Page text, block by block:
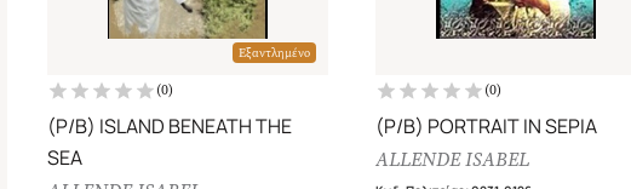
Εξαντλημένο
(0)
(P/B) ISLAND BENEATH THE
SEA
(0)
(P/B) PORTRAIT IN SEPIA
ALLENDE ISABEL